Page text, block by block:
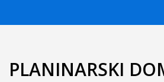
PLANINARSKI